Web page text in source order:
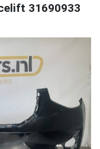
31690933